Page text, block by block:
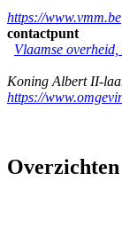
https://www.vmm.be
contactpunt
Vlaamse
Koning Albert II-
https://
Overzichten